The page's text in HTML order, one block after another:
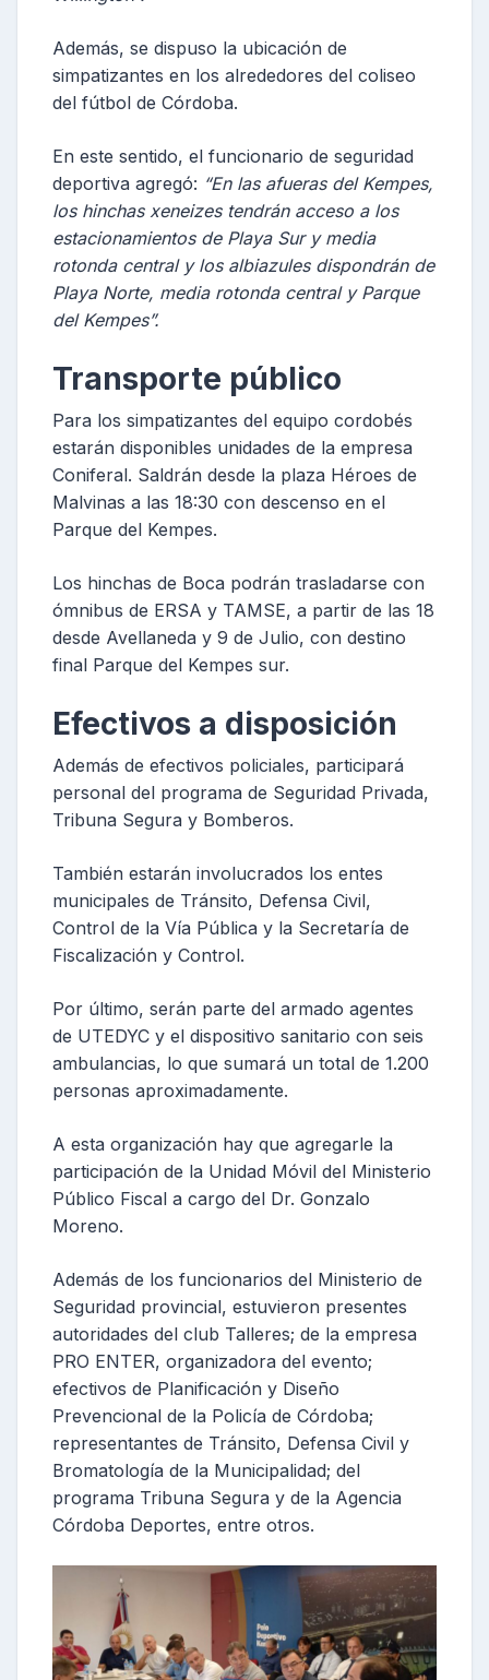
Además, se dispuso la ubicación de
simpatizantes en los alrededores del coliseo
del fútbol de Córdoba.
En este sentido, el funcionario de seguridad
deportiva agregó: “En las afueras del Kempes,
los hinchas xeneizes tendrán acceso a los
estacionamientos de Playa Sur y media
rotonda central y los albiazules dispondrán de
Playa Norte, media rotonda central y Parque
del Kempes”.
Transporte público
Para los simpatizantes del equipo cordobés
estarán disponibles unidades de la empresa
Coniferal. Saldrán desde la plaza Héroes de
Malvinas a las 18:30 con descenso en el
Parque del Kempes.
Los hinchas de Boca podrán trasladarse con
ómnibus de ERSA y TAMSE, a partir de las 18
desde Avellaneda y 9 de Julio, con destino
final Parque del Kempes sur.
Efectivos a disposición
Además de efectivos policiales, participará
personal del programa de Seguridad Privada,
Tribuna Segura y Bomberos.
También estarán involucrados los entes
municipales de Tránsito, Defensa Civil,
Control de la Vía Pública y la Secretaría de
Fiscalización y Control.
Por último, serán parte del armado agentes
de UTEDYC y el dispositivo sanitario con seis
ambulancias, lo que sumará un total de 1.200
personas aproximadamente.
A esta organización hay que agregarle la
participación de la Unidad Móvil del Ministerio
Público Fiscal a cargo del Dr. Gonzalo
Moreno.
Además de los funcionarios del Ministerio de
Seguridad provincial, estuvieron presentes
autoridades del club Talleres; de la empresa
PRO ENTER, organizadora del evento;
efectivos de Planificación y Diseño
Prevencional de la Policía de Córdoba;
representantes de Tránsito, Defensa Civil y
Bromatología de la Municipalidad; del
programa Tribuna Segura y de la Agencia
Córdoba Deportes, entre otros.